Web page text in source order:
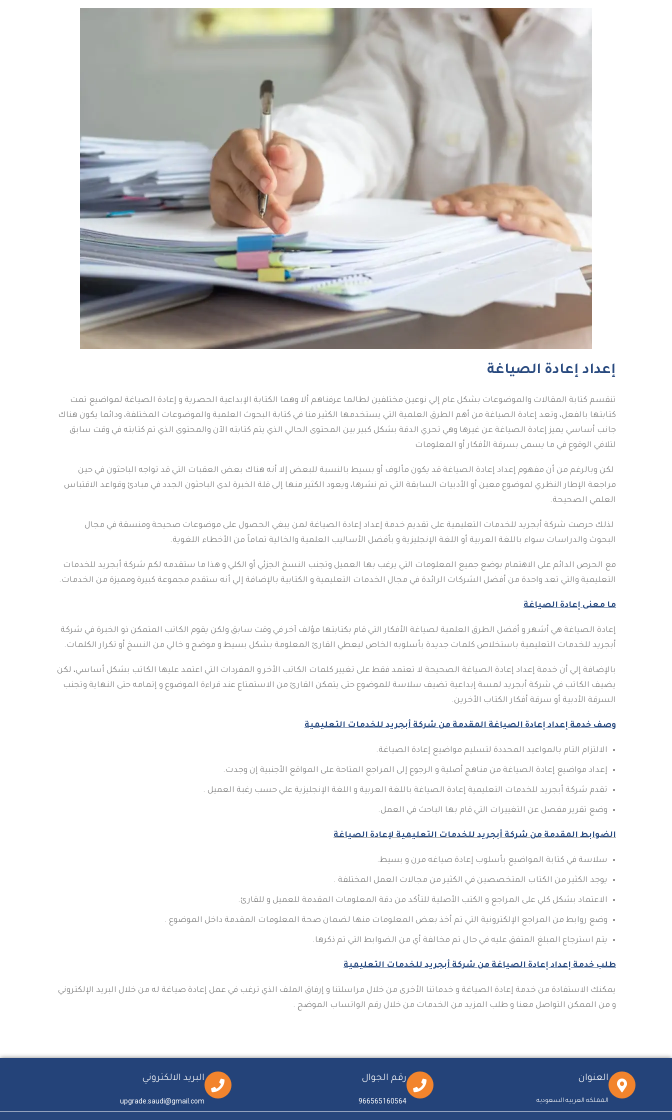
إعداد إعادة الصياغة
تنقسم كتابة المقالات والموضوعات بشكل عام إلي نوعين مختلفين لطالما عرفناهم ألا وهما الكتابة الإبداعية الحصرية و إعادة الصياغة لمواضيع تمت
كتابتها بالفعل، وتعد إعادة الصياغة من أهم الطرق العلمية التي يستخدمها الكثير منا في كتابة البحوث العلمية والموضوعات المختلفة، ودائما يكون هناك
جانب أساسي يميز إعادة الصياغة عن غيرها وهي تحري الدقة بشكل كبير بين المحتوى الحالي الذي يتم كتابته الآن والمحتوى الذي تم كتابته في وقت سابق
لتلافي الوقوع في ما يسمى بسرقة الأفكار أو المعلومات
لكن وبالرغم من أن مفهوم إعداد إعادة الصياغة قد يكون مألوف أو بسيط بالنسبة للبعض إلا أنه هناك بعض العقبات التي قد تواجه الباحثون في حين
مراجعة الإطار النظري لموضوع معين أو الأدبيات السابقة التي تم نشرها، ويعود الكثير منها إلى قلة الخبرة لدى الباحثون الجدد في مبادئ وقواعد الاقتباس
العلمي الصحيحة.
لذلك حرصت شركة أبجريد للخدمات التعليمية على تقديم خدمة إعداد إعادة الصياغة لمن يبغي الحصول على موضوعات صحيحة ومنسقة في مجال
البحوث والدراسات سواء باللغة العربية أو اللغة الإنجليزية و بأفضل الأساليب العلمية والخالية تماماً من الأخطاء اللغوية.
مع الحرص الدائم على الاهتمام بوضع جميع المعلومات التي يرغب بها العميل وتجنب النسخ الجزئي أو الكلي و هذا ما ستقدمه لكم شركة أبجريد للخدمات
التعليمية والتي تعد واحدة من أفضل الشركات الرائدة في مجال الخدمات التعليمية و الكتابية بالإضافة إلي أنه ستقدم مجموعة كبيرة ومميزة من الخدمات.
ما معنىإعادة الصياغة
إعادة الصياغة هي أشهر و أفضل الطرق العلمية لصياغة الأفكار التي قام بكتابتها مؤلف آخر في وقت سابق ولكن يقوم الكاتب المتمكن ذو الخبرة في شركة
أبجريد للخدمات التعليمية باستخلاص كلمات جديدة بأسلوبه الخاص ليعطي القارئ المعلومة بشكل بسيط و موضح و خالي من النسخ أو تكرار الكلمات.
بالإضافة إلي أن خدمة إعداد إعادة الصياغة الصحيحة لا تعتمد فقط على تغيير كلمات الكاتب الأخر و المفردات التي اعتمد عليها الكاتب بشكل أساسي، لكن
يضيف الكاتب في شركة أبجريد لمسة إبداعية تضيف سلاسة للموضوع حتى يتمكن القارئ من الاستمتاع عند قراءة الموضوع و إتمامه حتى النهاية وتجنب
السرقة الأدبية أو سرقة أفكار الكتاب الأخرين.
وصفخدمةإعداد إعادة الصياغة المقدمة من شركة أبجريد للخدمات التعليمية
الالتزام التام بالمواعيد المحددة لتسليم مواضيع إعادة الصياغة.
إعداد مواضيع إعادة الصياغة من مناهج أصلية و الرجوع إلى المراجع المتاحة على المواقع الأجنبية إن وجدت.
تقدم شركة أبجريد للخدمات التعليمية إعادة الصياغة باللغة العربية و اللغة الإنجليزية علي حسب رغبة العميل .
وضع تقرير مفصل عن التغييرات التي قام بها الباحث في العمل.
الضوابط المقدمة من شركة أبجريد للخدمات التعليمية لإعادة الصياغة
سلاسة في كتابة المواضيع بأسلوب إعادة صياغه مرن و بسيط.
يوجد الكثير من الكتاب المتخصصين في الكثير من مجالات العمل المختلفة .
الاعتماد بشكل كلي على المراجع و الكتب الأصلية للتأكد من دقة المعلومات المقدمة للعميل و للقارئ.
وضع روابط من المراجع الإلكترونية التي تم أخذ بعض المعلومات منها لضمان صحة المعلومات المقدمة داخل الموضوع .
يتم استرجاع المبلغ المتفق عليه في حال تم مخالفة أي من الضوابط التي تم ذكرها.
طلب خدمة إعداد إعادة الصياغة من شركة أبجريد للخدمات التعليمية
يمكنك الاستفادة من خدمة إعادة الصياغة و خدماتنا الأخرى من خلال مراسلتنا و إرفاق الملف الذي ترغب في عمل إعادة صياغة له من خلال البريد الإلكتروني
و من الممكن التواصل معنا و طلب المزيد من الخدمات من خلال رقم الواتساب الموضح .
العنوان
المملكه العربيه السعوديه
رقم الجوال
966565160564
البريد الالكتروني
upgrade.saudi@gmail.com